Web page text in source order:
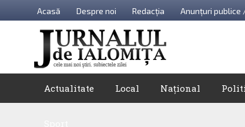
Acasă Despre noi Redacția Anunțuri publice
Actualitate Local Național